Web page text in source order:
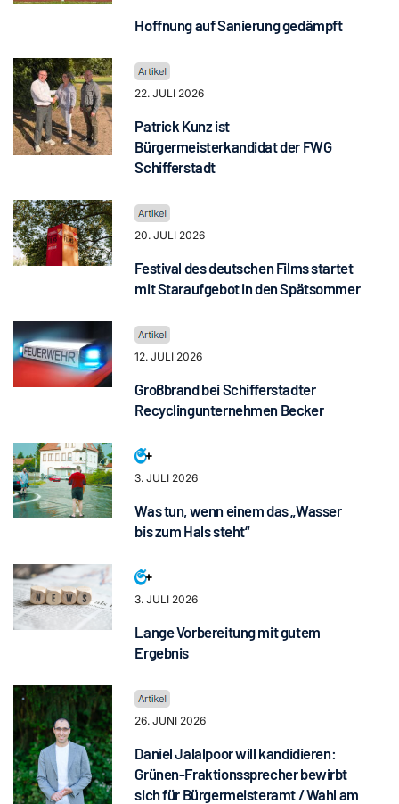
Hoffnung auf Sanierung gedämpft
22. JULI 2026
Patrick Kunz ist
Bürgermeisterkandidat der FWG
Schifferstadt
20. JULI 2026
Festival des deutschen Films startet
mit Staraufgebot in den Spätsommer
12. JULI 2026
Großbrand bei Schifferstadter
Recyclingunternehmen Becker
3. JULI 2026
Was tun, wenn einem das „Wasser
bis zum Hals steht“
3. JULI 2026
Lange Vorbereitung mit gutem
Ergebnis
26. JUNI 2026
Daniel Jalalpoor will kandidieren:
Grünen-Fraktionssprecher bewirbt
sich für Bürgermeisteramt / Wahl am